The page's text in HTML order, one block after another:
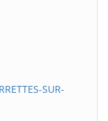
SUR-